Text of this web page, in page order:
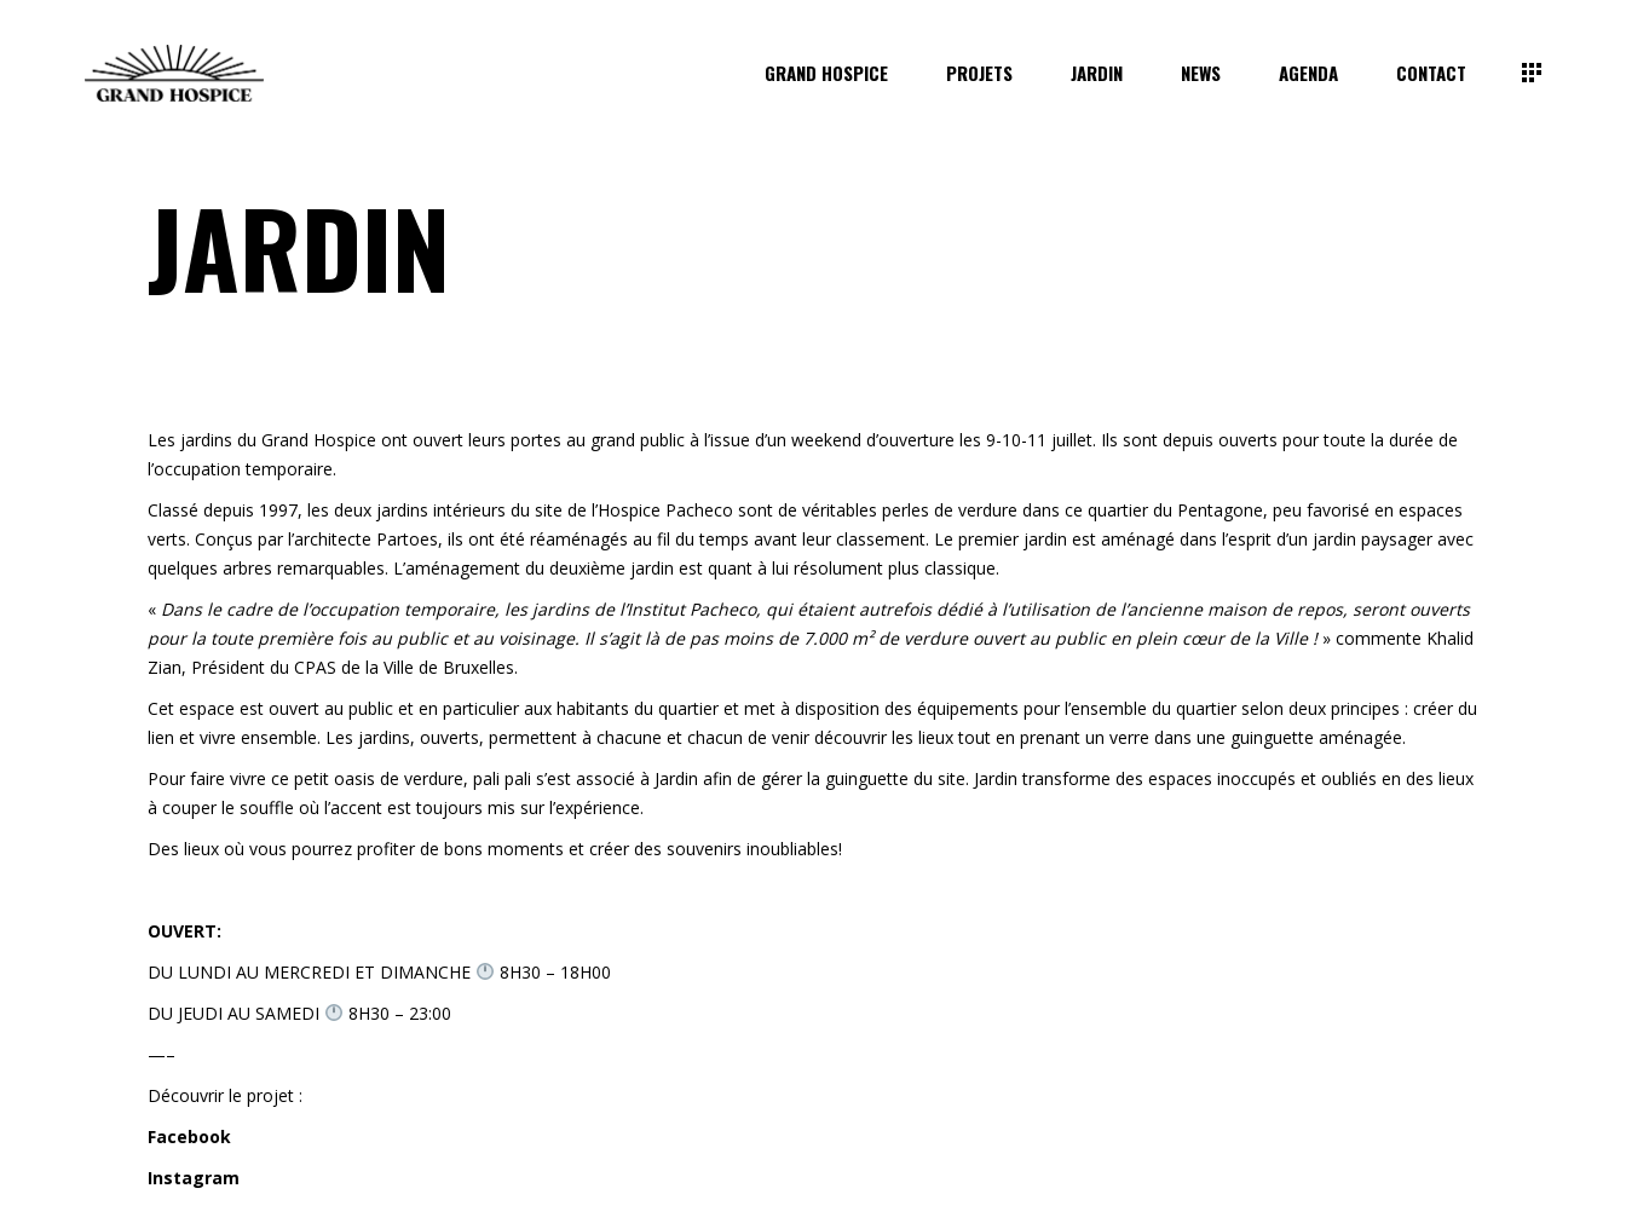
GRAND HOSPICE PROJETS JARDIN NEWS AGENDA CONTACT
JARDIN
Les jardins du Grand Hospice ont ouvert leurs portes au grand public à l’issue d’un weekend d’ouverture les 9-10-11 juillet. Ils sont depuis ouverts pour toute la durée de
l’occupation temporaire.
Classé depuis 1997, les deux jardins intérieurs du site de l’Hospice Pacheco sont de véritables perles de verdure dans ce quartier du Pentagone, peu favorisé en espaces
verts. Conçus par l’architecte Partoes, ils ont été réaménagés au fil du temps avant leur classement. Le premier jardin est aménagé dans l’esprit d’un jardin paysager avec
quelques arbres remarquables. L’aménagement du deuxième jardin est quant à lui résolument plus classique.
« Dans le cadre de l’occupation temporaire, les jardins de l’Institut Pacheco, qui étaient autrefois dédié à l’utilisation de l’ancienne maison de repos, seront ouverts
pour la toute première fois au public et au voisinage. Il s’agit là de pas moins de 7.000 m² de verdure ouvert au public en plein cœur de la Ville ! » commente Khalid
Zian, Président du CPAS de la Ville de Bruxelles.
Cet espace est ouvert au public et en particulier aux habitants du quartier et met à disposition des équipements pour l’ensemble du quartier selon deux principes : créer du
lien et vivre ensemble. Les jardins, ouverts, permettent à chacune et chacun de venir découvrir les lieux tout en prenant un verre dans une guinguette aménagée.
Pour faire vivre ce petit oasis de verdure, pali pali s’est associé à Jardin afin de gérer la guinguette du site. Jardin transforme des espaces inoccupés et oubliés en des lieux
à couper le souffle où l’accent est toujours mis sur l’expérience.
Des lieux où vous pourrez profiter de bons moments et créer des souvenirs inoubliables!
OUVERT:
DU LUNDI AU MERCREDI ET DIMANCHE
8H30 – 18H00
DU JEUDI AU SAMEDI
8H30 – 23:00
—–
Découvrir le projet :
Facebook
Instagram